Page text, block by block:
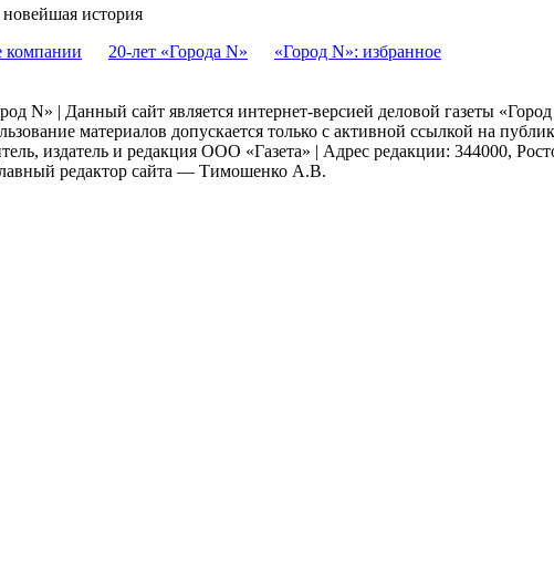
новейшая история
20-лет «Города N» «Город N»: избранное
N» | Данный сайт является интернет-версией деловой газеты
материалов допускается только с активной ссылкой на
издатель и редакция ООО «Газета» | Адрес редакции: 344000,
редактор сайта — Тимошенко А.В.